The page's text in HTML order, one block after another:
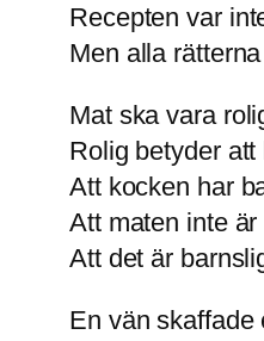
Recepten var
Men alla
Mat ska vara
Rolig betyder
Att kocken har
Att maten inte
Att det är
En vän skaffade